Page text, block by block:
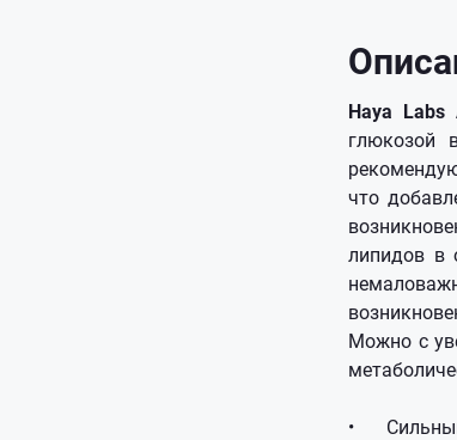
Haya Labs
глюкозой
что
липидов в
Можно с
•